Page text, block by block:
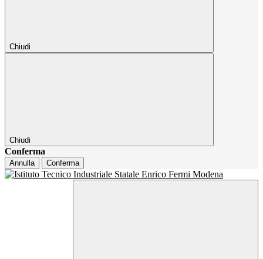
Chiudi
Chiudi
Conferma
Annulla Conferma